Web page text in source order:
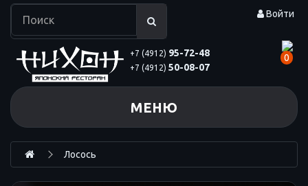
Войти
+7 (4912) 95-72-48
+7 (4912) 50-08-07
0
МЕНЮ
Лосось